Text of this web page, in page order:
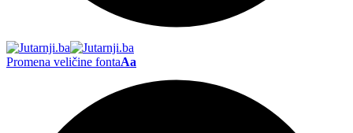
Promena veličine fontaAa